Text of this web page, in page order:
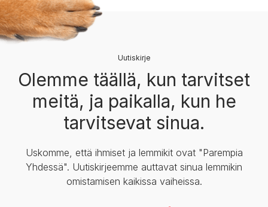
Uutiskirje
Olemme täällä, kun tarvitset
meitä, ja paikalla, kun he
tarvitsevat sinua.
Uskomme, että ihmiset ja lemmikit ovat "Parempia
Yhdessä". Uutiskirjeemme auttavat sinua lemmikin
omistamisen kaikissa vaiheissa.